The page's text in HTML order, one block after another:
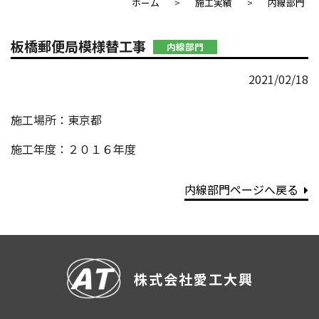
板橋郵便局模様替工事 内線部門
2021/02/18
施工場所：東京都
施工年度：２０１６年度
内線部門ページへ戻る
株式会社愛工大興